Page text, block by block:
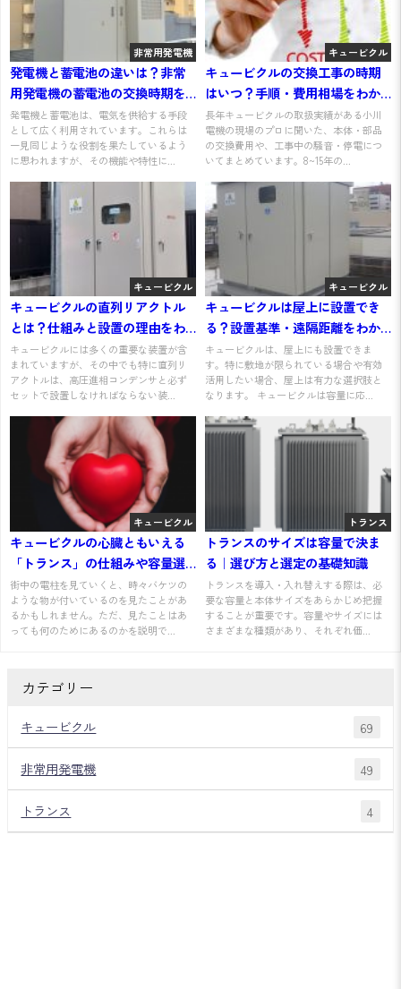
非常用発電機
発電機と蓄電池の違いは？非常
用発電機の蓄電池の交換時期を
わかりやすく解説
発電機と蓄電池は、電気を供給する手段
として広く利用されています。これらは
一見同じような役割を果たしているよう
に思われますが、その機能や特性に...
キュービクル
キュービクルの交換工事の時期
はいつ？手順・費用相場をわか
りやすく解説
長年キュービクルの取扱実績がある小川
電機の現場のプロに聞いた、本体・部品
の交換費用や、工事中の騒音・停電につ
いてまとめています。8~15年の...
キュービクル
キュービクルの直列リアクトル
とは？仕組みと設置の理由をわ
かりやすく解説
キュービクルには多くの重要な装置が含
まれていますが、その中でも特に直列リ
アクトルは、高圧進相コンデンサと必ず
セットで設置しなければならない装...
キュービクル
キュービクルは屋上に設置でき
る？設置基準・遠隔距離をわか
りやすく解説
キュービクルは、屋上にも設置できま
す。特に敷地が限られている場合や有効
活用したい場合、屋上は有力な選択肢と
なります。 キュービクルは容量に応...
キュービクル
キュービクルの心臓ともいえる
「トランス」の仕組みや容量選
定法、交換費用や工事について
紹介！
街中の電柱を見ていくと、時々バケツの
ような物が付いているのを見たことがあ
るかもしれません。ただ、見たことはあ
っても何のためにあるのかを説明で...
トランス
トランスのサイズは容量で決ま
る｜選び方と選定の基礎知識
トランスを導入・入れ替えする際は、必
要な容量と本体サイズをあらかじめ把握
することが重要です。容量やサイズには
さまざまな種類があり、それぞれ価...
カテゴリー
キュービクル 69
非常用発電機 49
トランス 4